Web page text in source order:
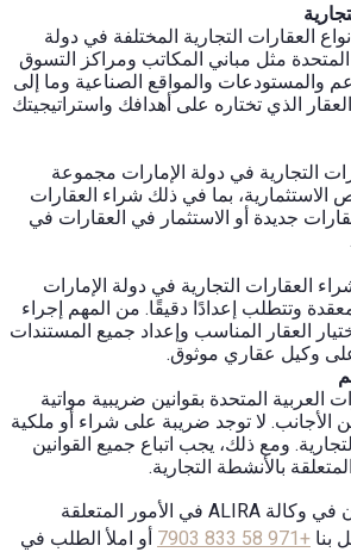
العقارات التجارية المختلفة في دولة
المتحدة مثل مباني المكاتب ومراكز التسوق
والمستودعات والمواقع الصناعية وما إلى
الذي تختاره على أهدافك واستراتيجيتك
التجارية في دولة الإمارات مجموعة
الاستثمارية، بما في ذلك شراء العقارات
جديدة أو الاستثمار في العقارات في
العقارات التجارية في دولة الإمارات
وتتطلب إعدادًا دقيقًا. من المهم إجراء
العقار المناسب وإعداد جميع المستندات
على وكيل عقاري موثوق.
العربية المتحدة بقوانين ضريبية مواتية
الأجانب. لا توجد ضريبة على شراء أو ملكية
ومع ذلك، يجب اتباع جميع القوانين
بالأنشطة التجارية.
سيساعدك المتخصصون في وكالة ALIRA في الأمور المتعلقة
بنا +971 58 833 7903
أو املأ الطلب في